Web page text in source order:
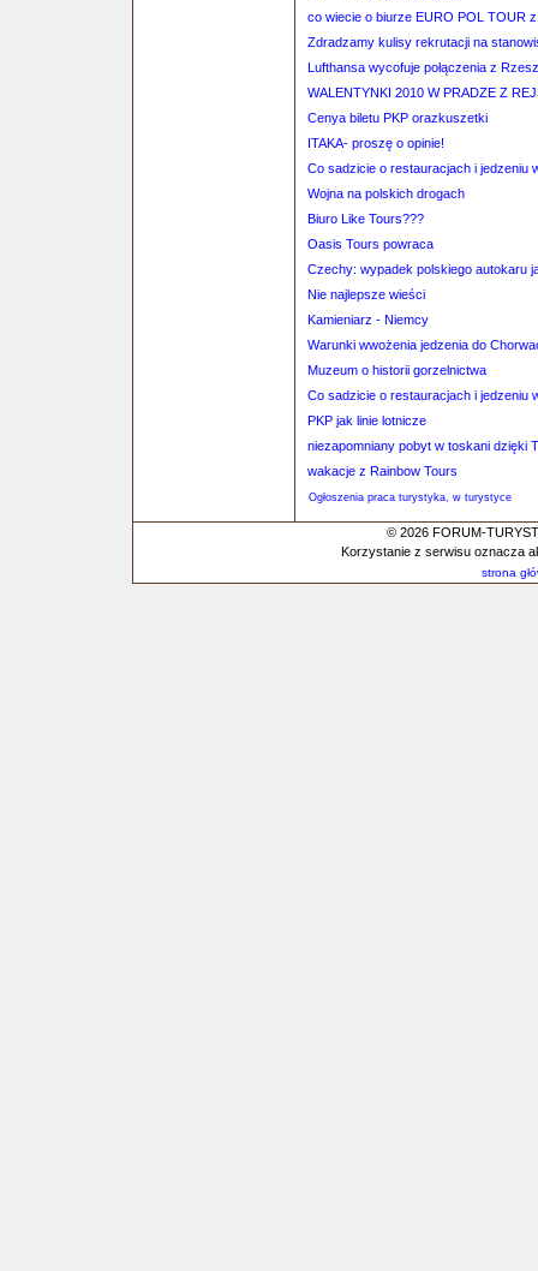
co wiecie o biurze EURO POL TOUR
Zdradzamy kulisy rekrutacji na
Lufthansa wycofuje połączenia z
WALENTYNKI 2010 W PRADZE Z
Cenya biletu PKP orazkuszetki
ITAKA- proszę o opinie!
Co sadzicie o restauracjach i jedzeniu
Wojna na polskich drogach
Biuro Like Tours???
Oasis Tours powraca
Czechy: wypadek polskiego autokaru
Nie najlepsze wieści
Kamieniarz - Niemcy
Warunki wwożenia jedzenia do
Muzeum o historii gorzelnictwa
Co sadzicie o restauracjach i jedzeniu
PKP jak linie lotnicze
niezapomniany pobyt w toskani dzięki
wakacje z Rainbow Tours
Ogłoszenia praca turystyka, w turystyce
© 2026 FORUM-
Korzystanie z serwisu oznacza
strona